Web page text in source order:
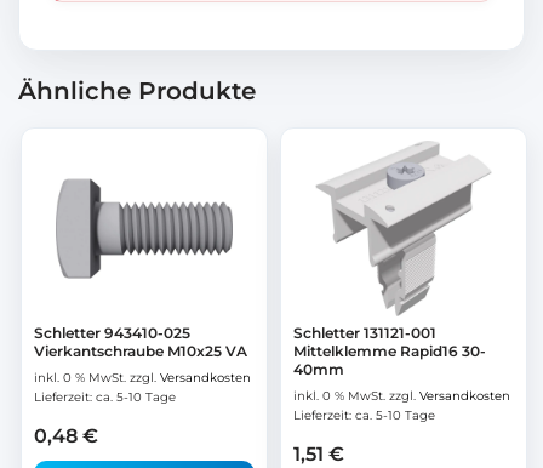
Ähnliche Produkte
Schletter 943410-025
Vierkantschraube M10x25 VA
inkl. 0 % MwSt. zzgl. Versandkosten
Lieferzeit: ca. 5-10 Tage
0,48 €
Schletter 131121-001
Mittelklemme Rapid16 30-
40mm
inkl. 0 % MwSt. zzgl. Versandkosten
Lieferzeit: ca. 5-10 Tage
1,51 €